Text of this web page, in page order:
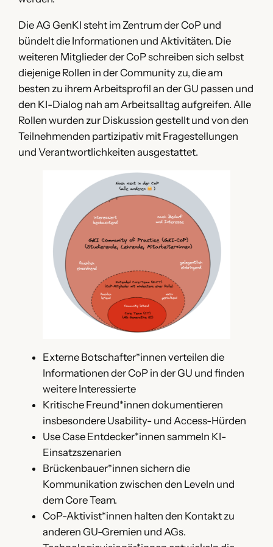
Die AG GenKI steht im Zentrum der CoP und
bündelt die Informationen und Aktivitäten. Die
weiteren Mitglieder der CoP schreiben sich selbst
diejenige Rollen in der Community zu, die am
besten zu ihrem Arbeitsprofil an der GU passen und
den KI-Dialog nah am Arbeitsalltag aufgreifen. Alle
Rollen wurden zur Diskussion gestellt und von den
Teilnehmenden partizipativ mit Fragestellungen
und Verantwortlichkeiten ausgestattet.
Externe Botschafter*innen verteilen die
Informationen der CoP in der GU und finden
weitere Interessierte
Kritische Freund*innen dokumentieren
insbesondere Usability- und Access-Hürden
Use Case Entdecker*innen sammeln KI-
Einsatzszenarien
Brückenbauer*innen sichern die
Kommunikation zwischen den Leveln und
dem Core Team.
CoP-Aktivist*innen halten den Kontakt zu
anderen GU-Gremien und AGs.